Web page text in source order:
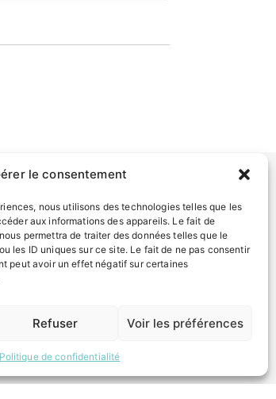
le consentement
nous utilisons des technologies telles que les
aux informations des appareils. Le fait de
permettra de traiter des données telles que le
les ID uniques sur ce site. Le fait de ne pas consentir
peut avoir un effet négatif sur certaines
Refuser Voir les préférences
Politique de confidentialité
LÉGALES
légales
de confidentialité
site